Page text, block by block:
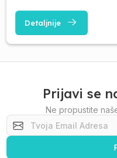
Detaljnije
Prijavi se
Ne propustite